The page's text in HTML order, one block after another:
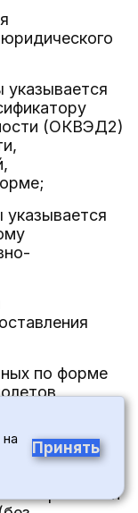
(ОКВЭД2)
по форме
форме должна
отправлений
Принять